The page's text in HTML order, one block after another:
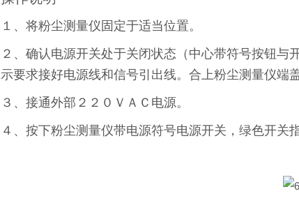
１、将粉尘测量仪固定于适当位置。
２、确认电源开关处于关闭状态（中心带符号按钮
示要求接好电源线和信号引出线。合上粉尘测量仪端
３、接通外部２２０ＶＡＣ电源。
４、按下粉尘测量仪带电源符号电源开关，绿色开关